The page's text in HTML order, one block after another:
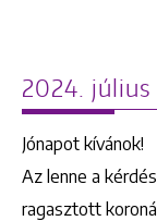
2024. július
Jónapot kívánok!
Az lenne a
ragasztott